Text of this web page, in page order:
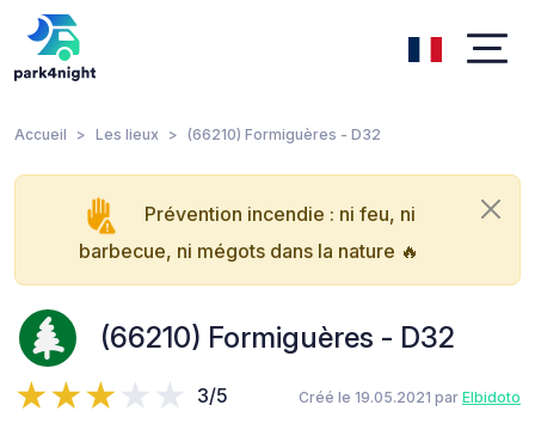
Accueil Les lieux (66210) Formiguères - D32
Prévention incendie : ni feu, ni
barbecue, ni mégots dans la nature 🔥
(66210) Formiguères - D32
3/5 Créé le 19.05.2021 par Elbidoto